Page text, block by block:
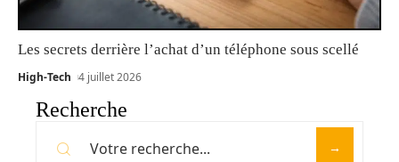
Les secrets derrière l’achat d’un téléphone sous scellé
High-Tech 4 juillet 2026
Recherche